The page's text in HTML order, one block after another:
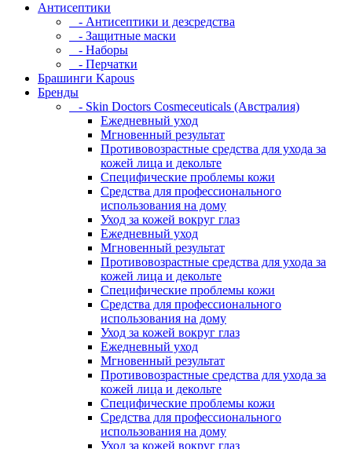
Антисептики
- Антисептики и дезсредства
- Защитные маски
- Наборы
- Перчатки
Брашинги Kapous
Бренды
- Skin Doctors Cosmeceuticals (Австралия)
Ежедневный уход
Мгновенный результат
Противовозрастные средства для ухода за
кожей лица и декольте
Специфические проблемы кожи
Средства для профессионального
использования на дому
Уход за кожей вокруг глаз
Ежедневный уход
Мгновенный результат
Противовозрастные средства для ухода за
кожей лица и декольте
Специфические проблемы кожи
Средства для профессионального
использования на дому
Уход за кожей вокруг глаз
Ежедневный уход
Мгновенный результат
Противовозрастные средства для ухода за
кожей лица и декольте
Специфические проблемы кожи
Средства для профессионального
использования на дому
Уход за кожей вокруг глаз